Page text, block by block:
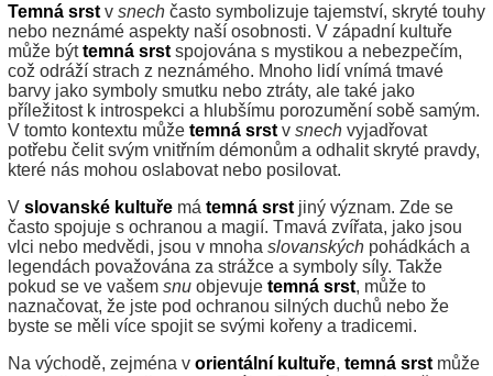
Temná srst v snech často symbolizuje tajemství, skryté touhy
nebo neznámé aspekty naší osobnosti. V západní kultuře
může býttemná srst spojována s mystikou a nebezpečím,
což odráží strach z neznámého. Mnoho lidí vnímá tmavé
barvy jako symboly smutku nebo ztráty, ale také jako
příležitost k introspekci a hlubšímu porozumění sobě samým.
V tomto kontextu může temná srst v snech vyjadřovat
potřebu čelit svým vnitřním démonům a odhalit skryté pravdy,
které nás mohou oslabovat nebo posilovat.
V slovanské kultuře má temná srst jiný význam. Zde se
často spojuje s ochranou a magií. Tmavá zvířata, jako jsou
vlci nebo medvědi, jsou v mnoha slovanských pohádkách a
legendách považována za strážce a symboly síly. Takže
pokud se ve vašem snu objevuje temná srst, může to
naznačovat, že jste pod ochranou silných duchů nebo že
byste se měli více spojit se svými kořeny a tradicemi.
Na východě, zejména v orientální kultuře, temná srst může